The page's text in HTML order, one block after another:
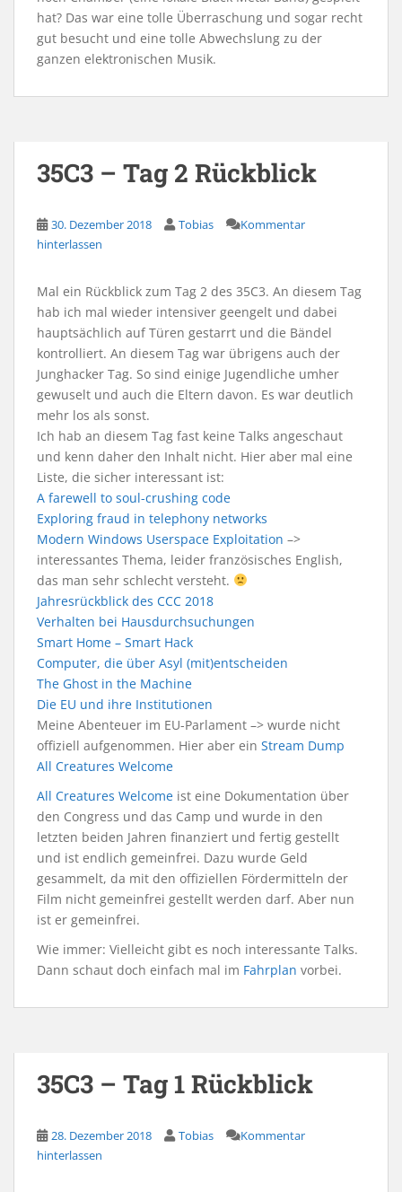
hat? Das war eine tolle Überraschung und sogar recht
gut besucht und eine tolle Abwechslung zu der
ganzen elektronischen Musik.
35C3 – Tag 2 Rückblick
30. Dezember 2018 Tobias
Kommentar
hinterlassen
Mal ein Rückblick zum Tag 2 des 35C3. An diesem Tag
hab ich mal wieder intensiver geengelt und dabei
hauptsächlich auf Türen gestarrt und die Bändel
kontrolliert. An diesem Tag war übrigens auch der
Junghacker Tag. So sind einige Jugendliche umher
gewuselt und auch die Eltern davon. Es war deutlich
mehr los als sonst.
Ich hab an diesem Tag fast keine Talks angeschaut
und kenn daher den Inhalt nicht. Hier aber mal eine
Liste, die sicher interessant ist:
A farewell to soul-crushing code
Exploring fraud in telephony networks
Modern Windows Userspace Exploitation –>
interessantes Thema, leider französisches English,
das man sehr schlecht versteht.
Jahresrückblick des CCC 2018
Verhalten bei Hausdurchsuchungen
Smart Home – Smart Hack
Computer, die über Asyl (mit)entscheiden
The Ghost in the Machine
Die EU und ihre Institutionen
Meine Abenteuer im EU-Parlament –> wurde nicht
offiziell aufgenommen. Hier aber ein Stream Dump
All Creatures Welcome
All Creatures Welcome ist eine Dokumentation über
den Congress und das Camp und wurde in den
letzten beiden Jahren finanziert und fertig gestellt
und ist endlich gemeinfrei. Dazu wurde Geld
gesammelt, da mit den offiziellen Fördermitteln der
Film nicht gemeinfrei gestellt werden darf. Aber nun
ist er gemeinfrei.
Wie immer: Vielleicht gibt es noch interessante Talks.
Dann schaut doch einfach mal im Fahrplan vorbei.
35C3 – Tag 1 Rückblick
28. Dezember 2018 Tobias
Kommentar
hinterlassen